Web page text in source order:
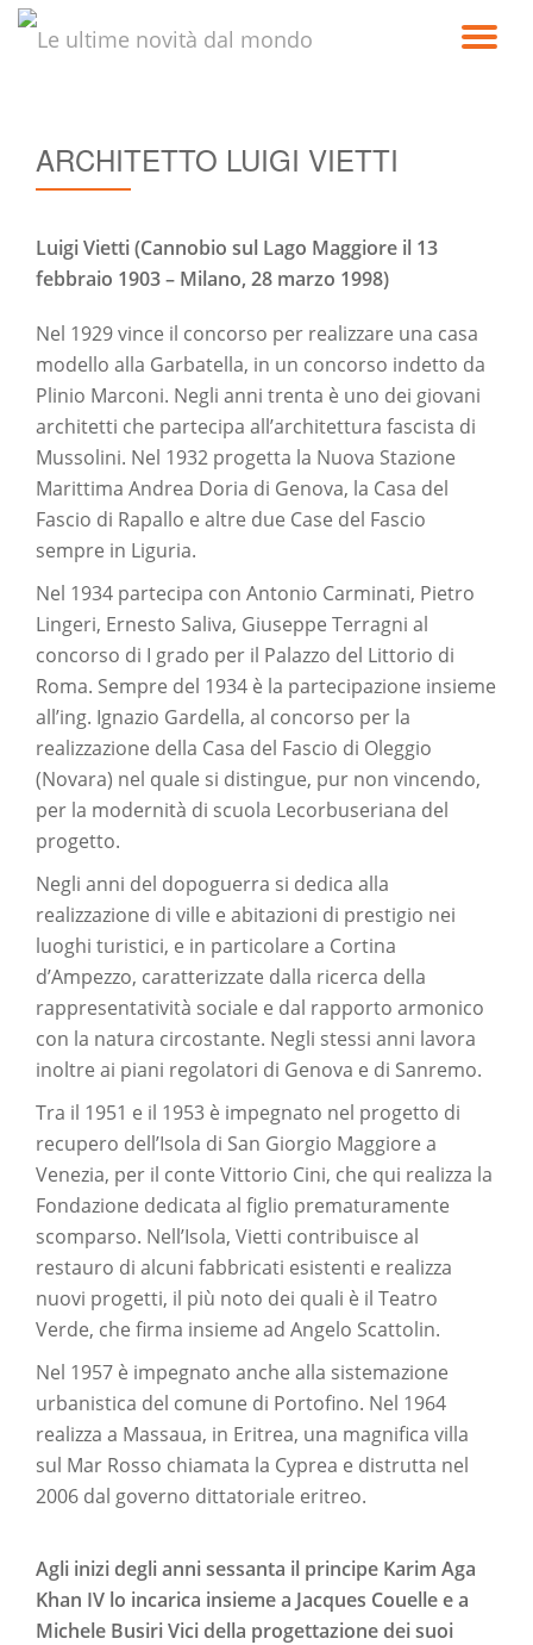
ARCHITETTO LUIGI VIETTI
Luigi Vietti (Cannobio sul Lago Maggiore il 13
febbraio 1903 – Milano, 28 marzo 1998)
Nel 1929 vince il concorso per realizzare una casa
modello alla Garbatella, in un concorso indetto da
Plinio Marconi. Negli anni trenta è uno dei giovani
architetti che partecipa all’architettura fascista di
Mussolini. Nel 1932 progetta la Nuova Stazione
Marittima Andrea Doria di Genova, la Casa del
Fascio di Rapallo e altre due Case del Fascio
sempre in Liguria.
Nel 1934 partecipa con Antonio Carminati, Pietro
Lingeri, Ernesto Saliva, Giuseppe Terragni al
concorso di I grado per il Palazzo del Littorio di
Roma. Sempre del 1934 è la partecipazione insieme
all’ing. Ignazio Gardella, al concorso per la
realizzazione della Casa del Fascio di Oleggio
(Novara) nel quale si distingue, pur non vincendo,
per la modernità di scuola Lecorbuseriana del
progetto.
Negli anni del dopoguerra si dedica alla
realizzazione di ville e abitazioni di prestigio nei
luoghi turistici, e in particolare a Cortina
d’Ampezzo, caratterizzate dalla ricerca della
rappresentatività sociale e dal rapporto armonico
con la natura circostante. Negli stessi anni lavora
inoltre ai piani regolatori di Genova e di Sanremo.
Tra il 1951 e il 1953 è impegnato nel progetto di
recupero dell’Isola di San Giorgio Maggiore a
Venezia, per il conte Vittorio Cini, che qui realizza la
Fondazione dedicata al figlio prematuramente
scomparso. Nell’Isola, Vietti contribuisce al
restauro di alcuni fabbricati esistenti e realizza
nuovi progetti, il più noto dei quali è il Teatro
Verde, che firma insieme ad Angelo Scattolin.
Nel 1957 è impegnato anche alla sistemazione
urbanistica del comune di Portofino. Nel 1964
realizza a Massaua, in Eritrea, una magnifica villa
sul Mar Rosso chiamata la Cyprea e distrutta nel
2006 dal governo dittatoriale eritreo.
Agli inizi degli anni sessanta il principe Karim Aga
Khan IV lo incarica insieme a Jacques Couelle e a
Michele Busiri Vici della progettazione dei suoi